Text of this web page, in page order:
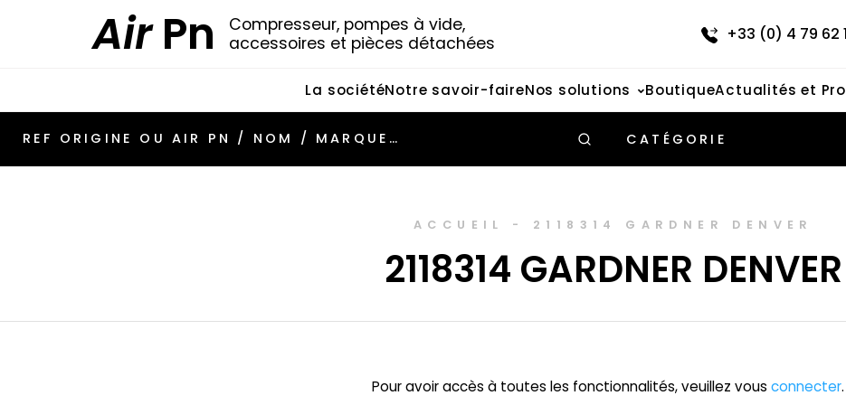
AirPn
Compresseur, pompes à vide,
accessoires et pièces détachées
+33 (0) 4 79 62
La sociétéNotre savoir-faireNos solutions BoutiqueActualités et
CATÉGORIE
ACCUEIL - 2118314 GARDNER DENVER
2118314 GARDNER DENVER
Pour avoir accès à toutes les fonctionnalités, veuillez vous connecter.